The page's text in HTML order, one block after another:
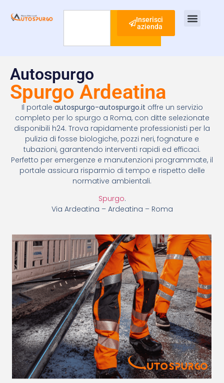
Cerca
Inserisci
azienda
Autospurgo
Spurgo Ardeatina
Il portale autospurgo-autospurgo.it offre un servizio
completo per lo spurgo a Roma, con ditte selezionate
disponibili h24. Trova rapidamente professionisti per la
pulizia di fosse biologiche, pozzi neri, fognature e
tubazioni, garantendo interventi rapidi ed efficaci.
Perfetto per emergenze e manutenzioni programmate, il
portale assicura risparmio di tempo e rispetto delle
normative ambientali.
Spurgo.
Via Ardeatina – Ardeatina – Roma